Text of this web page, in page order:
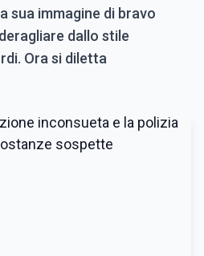
sua immagine di bravo
dallo stile
Ora si diletta